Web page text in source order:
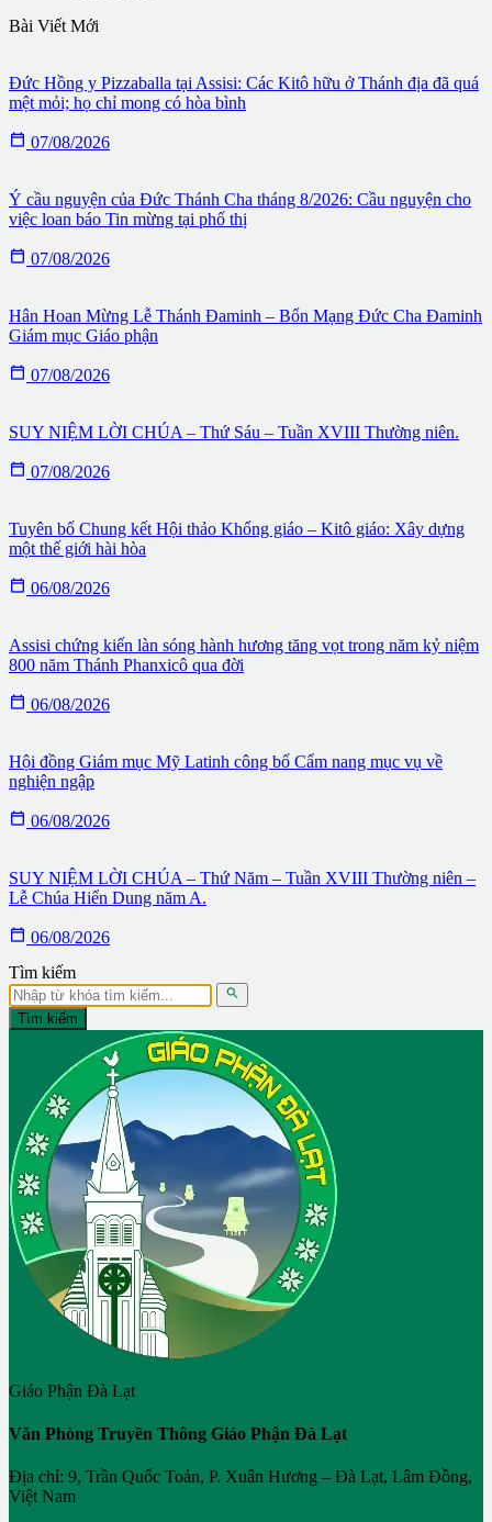
Bài Viết Mới
Đức Hồng y Pizzaballa tại Assisi: Các Kitô hữu ở Thánh địa đã quá
mệt mỏi; họ chỉ mong có hòa bình
 07/08/2026
Ý cầu nguyện của Đức Thánh Cha tháng 8/2026: Cầu nguyện cho
việc loan báo Tin mừng tại phố thị
 07/08/2026
Hân Hoan Mừng Lễ Thánh Đaminh – Bổn Mạng Đức Cha Đaminh
Giám mục Giáo phận
 07/08/2026
SUY NIỆM LỜI CHÚA – Thứ Sáu – Tuần XVIII Thường niên.
 07/08/2026
Tuyên bố Chung kết Hội thảo Khổng giáo – Kitô giáo: Xây dựng
một thế giới hài hòa
 06/08/2026
Assisi chứng kiến làn sóng hành hương tăng vọt trong năm kỷ niệm
800 năm Thánh Phanxicô qua đời
 06/08/2026
Hội đồng Giám mục Mỹ Latinh công bố Cẩm nang mục vụ về
nghiện ngập
 06/08/2026
SUY NIỆM LỜI CHÚA – Thứ Năm – Tuần XVIII Thường niên –
Lễ Chúa Hiển Dung năm A.
 06/08/2026
Tìm kiếm

Tìm kiếm
Giáo Phận Đà Lạt
Văn Phòng Truyền Thông Giáo Phận Đà Lạt
Địa chỉ: 9, Trần Quốc Toản, P. Xuân Hương – Đà Lạt, Lâm Đồng,
Việt Nam